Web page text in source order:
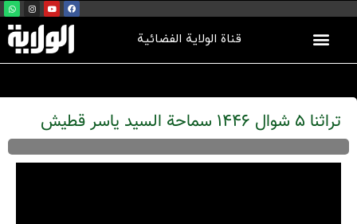
قناة الولاية الفضائية
تراثنا 5 شوال 1446 سماحة السيد ياسر قطيش